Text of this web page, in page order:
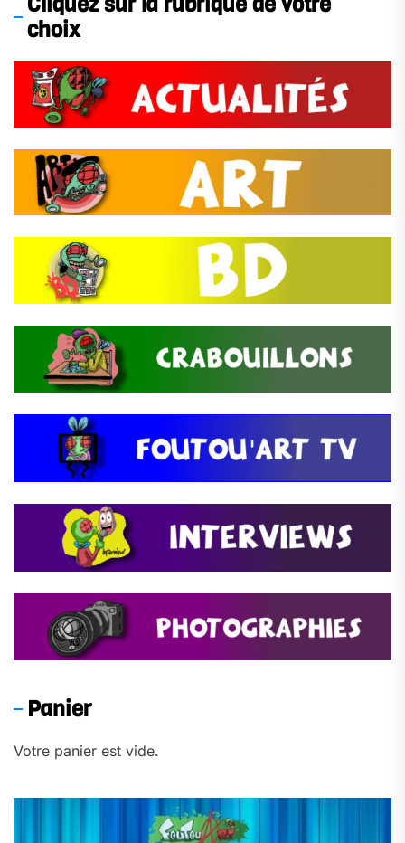
choix
Panier
Votre panier est vide.